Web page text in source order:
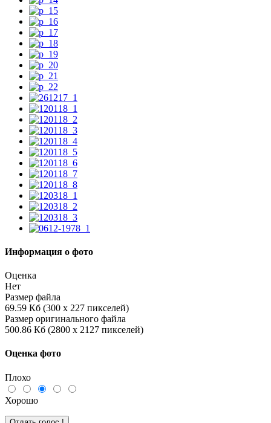
Информация о фото
Оценка
Нет
Размер файла
69.59 Кб (300 x 227 пикселей)
Размер оригинального файла
500.86 Кб (2800 x 2127 пикселей)
Оценка фото
Плохо
Хорошо